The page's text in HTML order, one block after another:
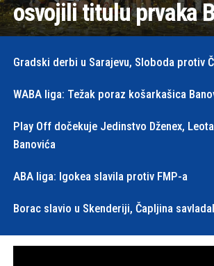
osvojili titulu prvaka
Gradski derbi u Sarajevu, Sloboda protiv
WABA liga: Težak poraz košarkašica
Play Off dočekuje Jedinstvo Dženex,
Banovića
ABA liga: Igokea slavila protiv FMP-a
Borac slavio u Skenderiji, Čapljina